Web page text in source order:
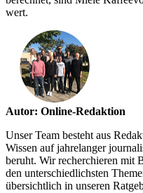
wert.
Autor: Online-Redaktion
Unser Team besteht aus
Wissen auf jahrelanger
beruht. Wir recherchieren mit
den unterschiedlichsten
übersichtlich in unseren